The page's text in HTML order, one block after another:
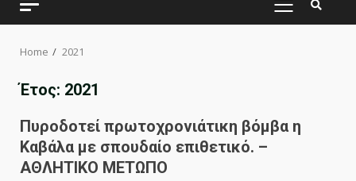
PRIMARY
Home 2021
Έτος: 2021
Πυροδοτεί πρωτοχρονιάτικη βόμβα η
Καβάλα με σπουδαίο επιθετικό. –
ΑΘΛΗΤΙΚΟ ΜΕΤΩΠΟ